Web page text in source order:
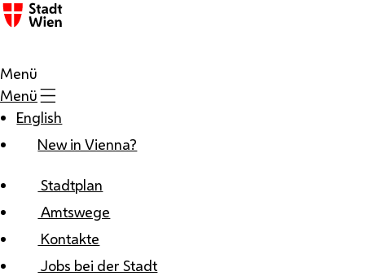
Zum Inhalt
Menü
Menü
English
New in Vienna?
Stadtplan
Amtswege
Kontakte
Jobs bei der Stadt